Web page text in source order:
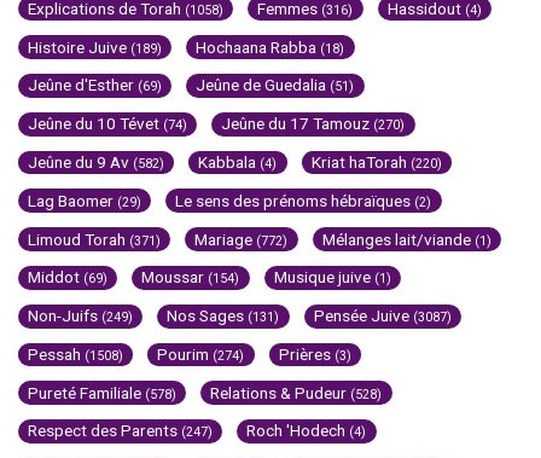
Explications de Torah (1058) Femmes (316) Hassidout (4)
Histoire Juive (189) Hochaana Rabba (18)
Jeûne d'Esther (69) Jeûne de Guedalia (51)
Jeûne du 10 Tévet (74) Jeûne du 17 Tamouz (270)
Jeûne du 9 Av (582) Kabbala (4) Kriat haTorah (220)
Lag Baomer (29) Le sens des prénoms hébraïques (2)
Limoud Torah (371) Mariage (772) Mélanges lait/viande (1)
Middot (69) Moussar (154) Musique juive (1)
Non-Juifs (249) Nos Sages (131) Pensée Juive (3087)
Pessah (1508) Pourim (274) Prières (3)
Pureté Familiale (578) Relations & Pudeur (528)
Respect des Parents (247) Roch 'Hodech (4)